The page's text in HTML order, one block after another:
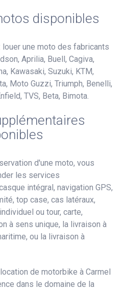
disponibles
une moto des fabricants
Aprilia, Buell, Cagiva,
Kawasaki, Suzuki, KTM,
Moto Guzzi, Triumph, Benelli,
TVS, Beta, Bimota.
d'une moto, vous
les services
intégral, navigation GPS,
top case, cas latéraux,
ou tour, carte,
à sens unique, la livraison à
ou la livraison à
de motorbike à Carmel
dans le domaine de la